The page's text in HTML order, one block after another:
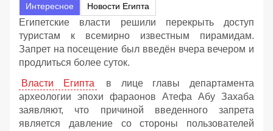
Интересное Новости Египта
Египетские власти решили перекрыть доступ
туристам к всемирно известным пирамидам.
Запрет на посещение был введён вчера вечером и
продлиться более суток.
Власти Египта
в лице главы департамента
археологии эпохи фараонов Атефа Абу Захаба
заявляют, что причиной введенного запрета
является давление со стороны пользователей